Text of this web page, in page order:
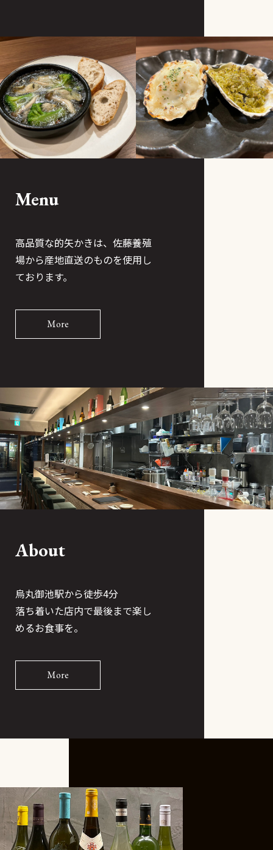
Menu
高品質な的矢かきは、佐藤養殖
場から産地直送のものを使用し
ております。
More
About
烏丸御池駅から徒歩4分
落ち着いた店内で最後まで楽し
めるお食事を。
More